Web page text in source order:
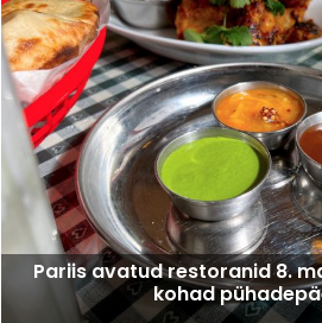
Pariis avatud restoranid 8.
kohad